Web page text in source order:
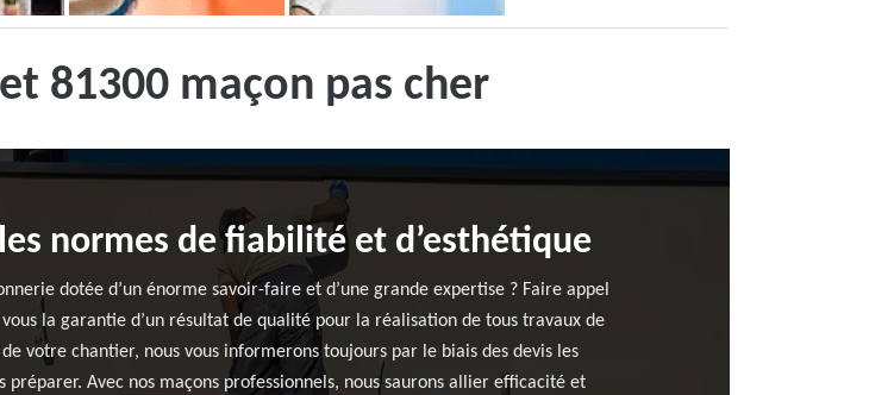
81300 maçon pas cher
normes de fiabilité et d’esthétique
dotée d’un énorme savoir-faire et d’une grande expertise ? Faire appel
la garantie d’un résultat de qualité pour la réalisation de tous travaux de
votre chantier, nous vous informerons toujours par le biais des devis les
Avec nos maçons professionnels, nous saurons allier efficacité et